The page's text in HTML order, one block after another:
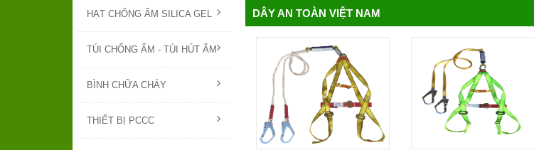
HẠT CHỐNG ẨM SILICA GEL
TÚI CHỐNG ẨM - TÚI HÚT ẨM
BÌNH CHỮA CHÁY
THIẾT BỊ PCCC
DÂY AN TOÀN VIỆT NAM